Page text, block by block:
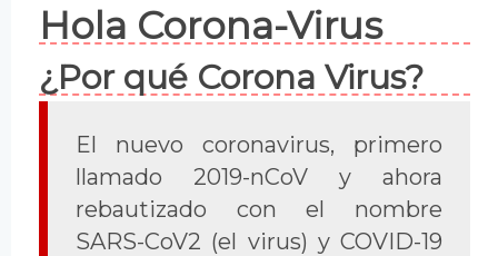
Hola Corona-Virus
¿Por qué Corona Virus?
El nuevo coronavirus, primero
llamado 2019-nCoV y ahora
rebautizado con el nombre
SARS-CoV2 (el virus) y COVID-19